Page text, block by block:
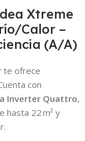
Xtreme
Calor –
(A/A)
te ofrece
con
Inverter Quattro,
hasta 22 m² y